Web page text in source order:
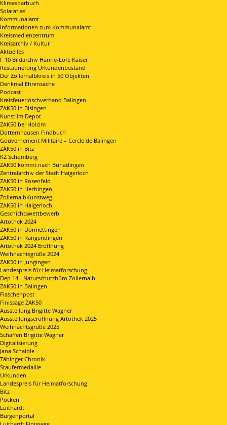
Klimasparbuch
Solaratlas
Kommunalamt
Informationen zum Kommunalamt
Kreismedienzentrum
Kreisarchiv / Kultur
Aktuelles
F 10 Bildarchiv Hanne-Lore Kaiser
Restaurierung Urkundenbestand
Der Zollernalbkreis in 50 Objekten
Denkmal Ehrensache
Podcast
Kreisfeuerlöschverband Balingen
ZAK50 in Bisingen
Kunst im Depot
ZAK50 bei Holcim
Dotternhausen Findbuch
Gouvernement Militaire – Cercle de Balingen
ZAK50 in Bitz
KZ Schömberg
ZAK50 kommt nach Burladingen
Zentralarchiv der Stadt Haigerloch
ZAK50 in Rosenfeld
ZAK50 in Hechingen
ZollernalbKunstweg
ZAK50 in Haigerloch
Geschichtswettbewerb
Artothek 2024
ZAK50 in Dormettingen
ZAK50 in Rangendingen
Artothek 2024 Eröffnung
Weihnachtsgrüße 2024
ZAK50 in Jungingen
Landespreis für Heimatforschung
Dep 14 - Naturschutzbüro Zollernalb
ZAK50 in Balingen
Flaschenpost
Finissage ZAK50
Ausstellung Brigitte Wagner
Ausstellungseröffnung Artothek 2025
Weihnachtsgrüße 2025
Schaffen Brigitte Wagner
Digitalisierung
Jana Schaible
Täbinger Chronik
Staufermedaille
Urkunden
Landespreis für Heimatforschung
Bitz
Pocken
Luithardt
Burgenportal